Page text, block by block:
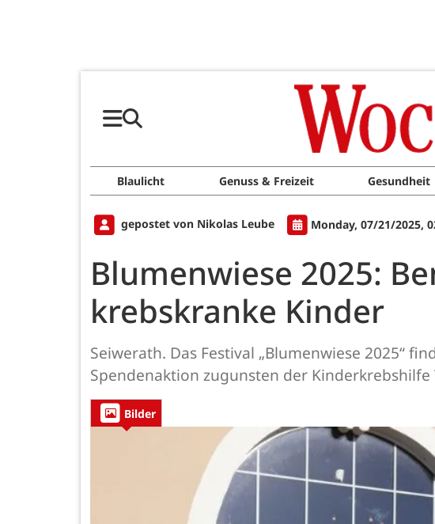
Blaulicht Genuss & Freizeit Gesundheit
gepostet von Nikolas Leube Monday, 07/21/2025,
Blumenwiese 2025:
krebskranke Kinder
Seiwerath. Das Festival „Blumenwiese 2025“
Spendenaktion zugunsten der Kinderkrebshilfe
Bilder